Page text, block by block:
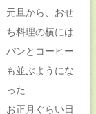
元旦から、おせ
ち料理の横には
パンとコーヒー
も並ぶようにな
った
お正月ぐらい日